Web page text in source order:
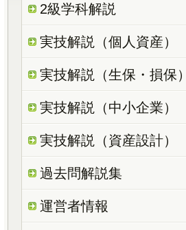
2級学科解説
実技解説（個人資産）
実技解説（生保・損保）
実技解説（中小企業）
実技解説（資産設計）
過去問解説集
運営者情報